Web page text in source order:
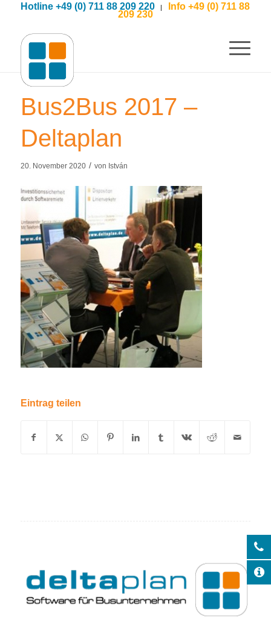
Hotline +49 (0) 711 88 209 220 | Info +49 (0) 711 88
209 230
Bus2Bus 2017 –
Deltaplan
20. November 2020 / von István
Eintrag teilen